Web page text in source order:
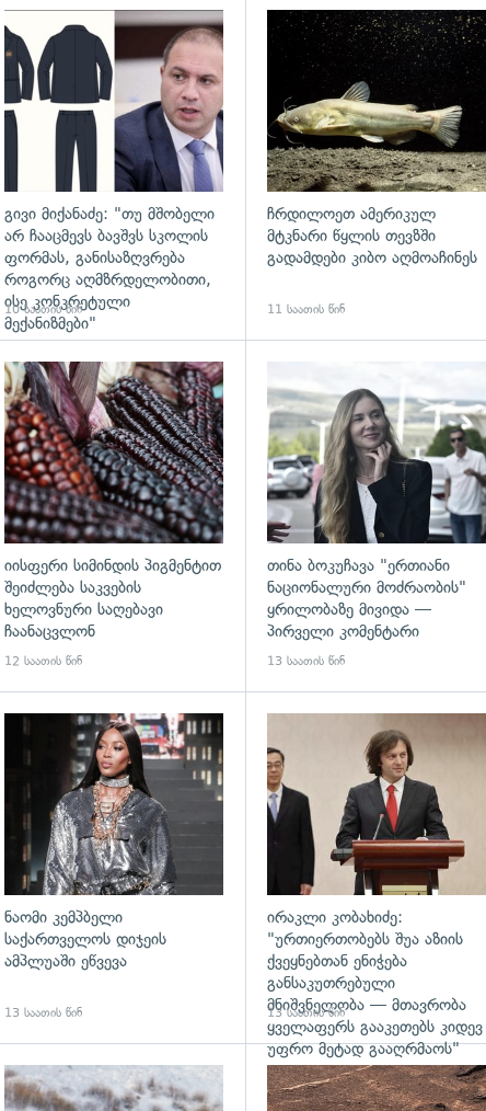
გადახედვა გადახედვა
გივი მიქანაძე: "თუ მშობელი
არ ჩააცმევს ბავშვს სკოლის
ფორმას, განისაზღვრება
როგორც აღმზრდელობითი,
ისე კონკრეტული
მექანიზმები"
10 საათის წინ
ჩრდილოეთ ამერიკულ
მტკნარი წყლის თევზში
გადამდები კიბო აღმოაჩინეს
11 საათის წინ
გადახედვა
იისფერი სიმინდის პიგმენტით
შეიძლება საკვების
ხელოვნური საღებავი
ჩაანაცვლონ
12 საათის წინ
თინა ბოკუჩავა "ერთიანი
ნაციონალური მოძრაობის"
ყრილობაზე მივიდა —
პირველი კომენტარი
13 საათის წინ
ნაომი კემპბელი
საქართველოს დიჯეის
ამპლუაში ეწვევა
13 საათის წინ
ირაკლი კობახიძე:
"ურთიერთობებს შუა აზიის
ქვეყნებთან ენიჭება
განსაკუთრებული
მნიშვნელობა — მთავრობა
ყველაფერს გააკეთებს კიდევ
უფრო მეტად გააღრმაოს"
13 საათის წინ
გადახედვა გადახედვა